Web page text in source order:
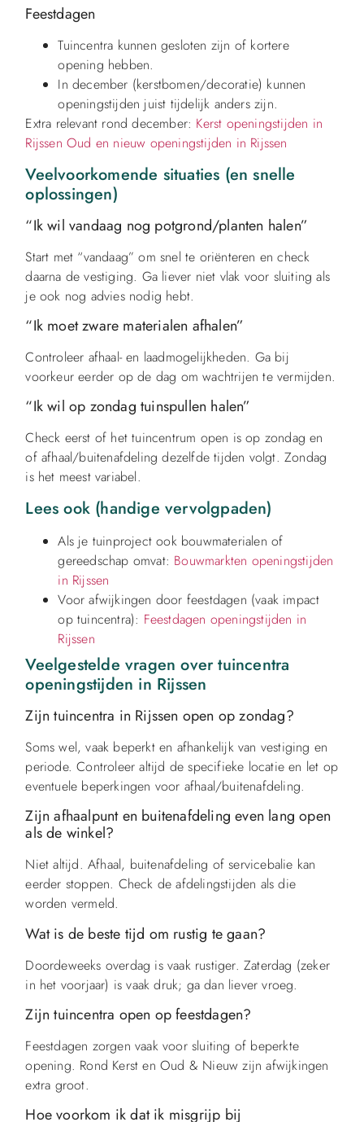
Feestdagen
Tuincentra kunnen gesloten zijn of kortere
opening hebben.
In december (kerstbomen/decoratie) kunnen
openingstijden juist tijdelijk anders zijn.
Extra relevant rond december: Kerst openingstijden in
Rijssen Oud en nieuw openingstijden in Rijssen
Veelvoorkomende situaties (en snelle
oplossingen)
“Ik wil vandaag nog potgrond/planten halen”
Start met “vandaag” om snel te oriënteren en check
daarna de vestiging. Ga liever niet vlak voor sluiting als
je ook nog advies nodig hebt.
“Ik moet zware materialen afhalen”
Controleer afhaal- en laadmogelijkheden. Ga bij
voorkeur eerder op de dag om wachtrijen te vermijden.
“Ik wil op zondag tuinspullen halen”
Check eerst of het tuincentrum open is op zondag en
of afhaal/buitenafdeling dezelfde tijden volgt. Zondag
is het meest variabel.
Lees ook (handige vervolgpaden)
Als je tuinproject ook bouwmaterialen of
gereedschap omvat: Bouwmarkten openingstijden
in Rijssen
Voor afwijkingen door feestdagen (vaak impact
op tuincentra): Feestdagen openingstijden in
Rijssen
Veelgestelde vragen over tuincentra
openingstijden in Rijssen
Zijn tuincentra in Rijssen open op zondag?
Soms wel, vaak beperkt en afhankelijk van vestiging en
periode. Controleer altijd de specifieke locatie en let op
eventuele beperkingen voor afhaal/buitenafdeling.
Zijn afhaalpunt en buitenafdeling even lang open
als de winkel?
Niet altijd. Afhaal, buitenafdeling of servicebalie kan
eerder stoppen. Check de afdelingstijden als die
worden vermeld.
Wat is de beste tijd om rustig te gaan?
Doordeweeks overdag is vaak rustiger. Zaterdag (zeker
in het voorjaar) is vaak druk; ga dan liever vroeg.
Zijn tuincentra open op feestdagen?
Feestdagen zorgen vaak voor sluiting of beperkte
opening. Rond Kerst en Oud & Nieuw zijn afwijkingen
extra groot.
Hoe voorkom ik dat ik misgrijp bij